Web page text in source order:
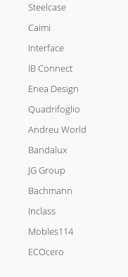
Steelcase
Caimi
Interface
IB Connect
Enea Design
Quadrifoglio
Andreu World
Bandalux
JG Group
Bachmann
Inclass
Mobles114
ECOcero